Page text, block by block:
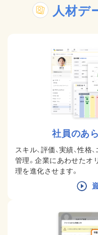
人材デ
社員のあ
スキル、評価、実績、性
管理。企業にあわせたオ
理を進化させます。